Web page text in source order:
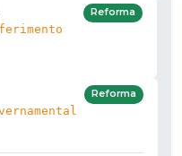
Reforma
Reforma